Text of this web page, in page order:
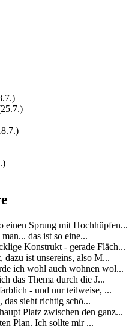
einen Sprung mit Hochhüpfen...
das ist so eine...
Konstrukt - gerade Fläch...
dazu ist unsereins, also M...
ich wohl auch wohnen wol...
das Thema durch die J...
- und nur teilweise, ...
das sieht richtig schö...
Platz zwischen den ganz...
Plan. Ich sollte mir ...